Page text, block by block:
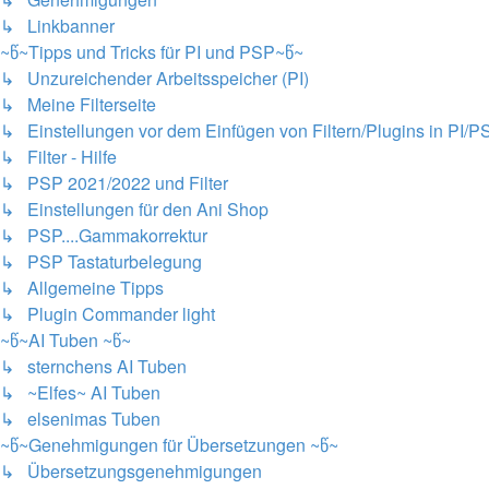
↳ Linkbanner
~წ~Tipps und Tricks für PI und PSP~წ~
↳ Unzureichender Arbeitsspeicher (PI)
↳ Meine Filterseite
↳ Einstellungen vor dem Einfügen von Filtern/Plugins in PI/
↳ Filter - Hilfe
↳ PSP 2021/2022 und Filter
↳ Einstellungen für den Ani Shop
↳ PSP....Gammakorrektur
↳ PSP Tastaturbelegung
↳ Allgemeine Tipps
↳ Plugin Commander light
~წ~AI Tuben ~წ~
↳ sternchens AI Tuben
↳ ~Elfes~ AI Tuben
↳ elsenimas Tuben
~წ~Genehmigungen für Übersetzungen ~წ~
↳ Übersetzungsgenehmigungen